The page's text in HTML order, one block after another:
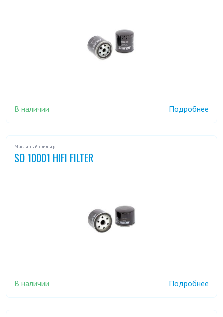
В наличии Подробнее
Масляный фильтр
SO 10001 HIFI FILTER
В наличии Подробнее